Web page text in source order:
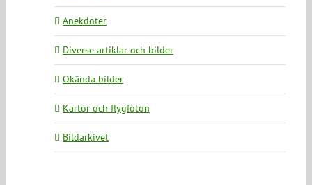
Anekdoter
Diverse artiklar och bilder
Okända bilder
Kartor och flygfoton
Bildarkivet